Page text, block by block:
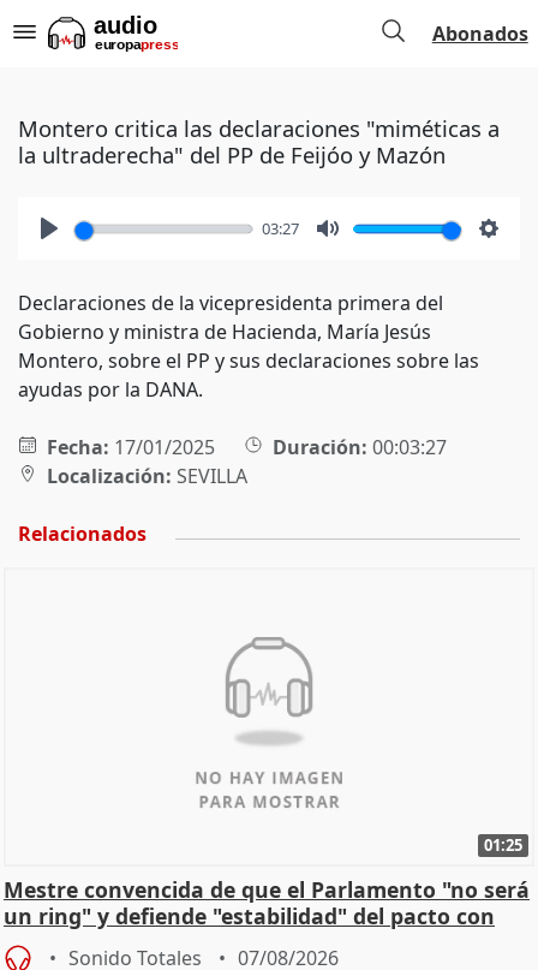
Abonados
Montero critica las declaraciones "miméticas a
la ultraderecha" del PP de Feijóo y Mazón
03:27
Declaraciones de la vicepresidenta primera del
Gobierno y ministra de Hacienda, María Jesús
Montero, sobre el PP y sus declaraciones sobre las
ayudas por la DANA.
Fecha: 17/01/2025 Duración: 00:03:27
Localización: SEVILLA
Relacionados
01:25
Mestre convencida de que el Parlamento "no será
un ring" y defiende "estabilidad" del pacto con
Vox
Sonido Totales 07/08/2026